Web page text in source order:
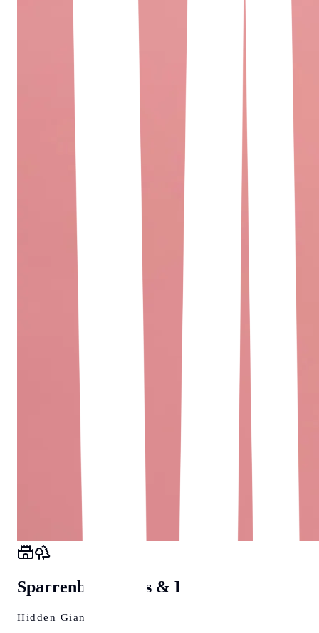
Sparrenburg, Puls & Pudding
Hidden Giant of OWL